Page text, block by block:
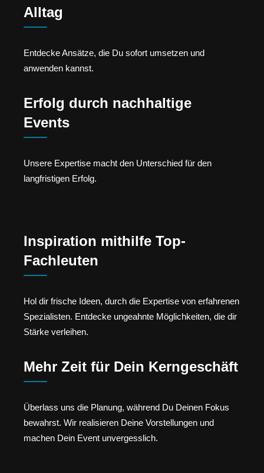
Alltag
Entdecke Ansätze, die Du sofort umsetzen und
anwenden kannst.
Erfolg durch nachhaltige
Events
Unsere Expertise macht den Unterschied für den
langfristigen Erfolg.
Inspiration mithilfe Top-
Fachleuten
Hol dir frische Ideen, durch die Expertise von erfahrenen
Spezialisten. Entdecke ungeahnte Möglichkeiten, die dir
Stärke verleihen.
Mehr Zeit für Dein Kerngeschäft
Überlass uns die Planung, während Du Deinen Fokus
bewahrst. Wir realisieren Deine Vorstellungen und
machen Dein Event unvergesslich.